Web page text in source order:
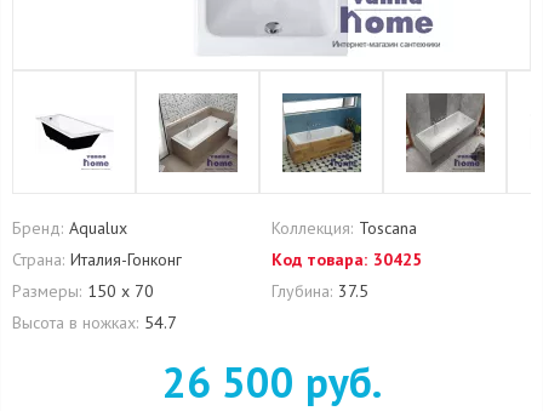
Бренд: Aqualux Коллекция: Toscana
Страна: Италия-Гонконг Код товара: 30425
Размеры: 150 х 70 Глубина: 37.5
Высота в ножках: 54.7
26 500 руб.